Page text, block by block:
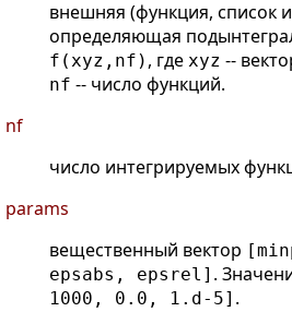
внешняя (функция, список
определяющая
f(xyz,nf) , где xyz --
nf -- число функций.
nf
число интегрируемых
params
вещественный вектор
epsabs, epsrel] .
1000, 0.0, 1.d-5] .